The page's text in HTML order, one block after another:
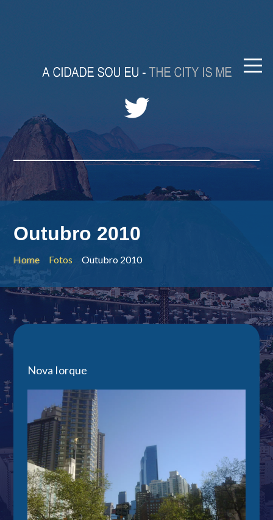
Outubro 2010
Home Fotos Outubro 2010
Nova Iorque